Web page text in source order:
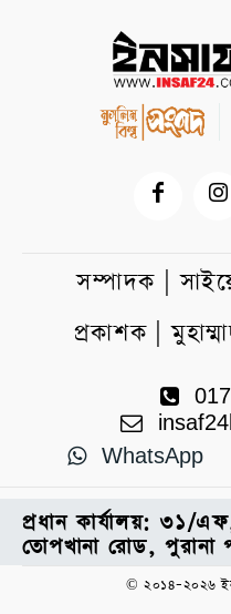
সম্পাদক |
প্রকাশক |
WhatsApp
প্রধান কার্যালয়: ৩১/
তোপখানা রোড, পুরানা
© ২০১৪–২০২৬